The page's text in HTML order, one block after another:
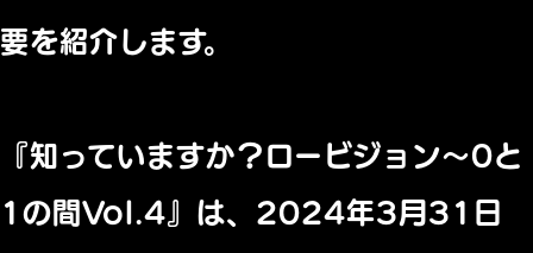
要を紹介します。
『知っていますか？ロービジョン～0と
1の間Vol.4』は、2024年3月31日